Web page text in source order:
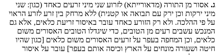
ג. אסור מן התורה (מדאורייתא) לזרוע שני מיני זרעים כאחד (כגון: שני
מיני ירקות וכן ירק עם תבואה או קטנית) ללא מרחק בין זרע לזרע הראוי
על פי ההלכה. ולא רק הזורע כאחד עובר באיסור זריעת כלאים, אלא גם
המנכש עשבים רעים מן הטובים, כדי שיגדלו הטובים האסורים משום
כלאים, וכן המחפה בעפר על זרעים האסורים משום כלאים [כגון שהיו
חיטה ושעורה מונחים על הארץ וכיסה אותם בעפר] עובר על איסור